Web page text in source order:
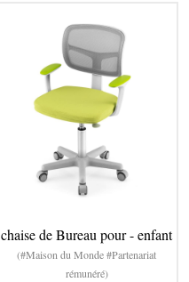
chaise de Bureau pour - enfant
(#Maison du Monde #Partenariat
rémunéré)